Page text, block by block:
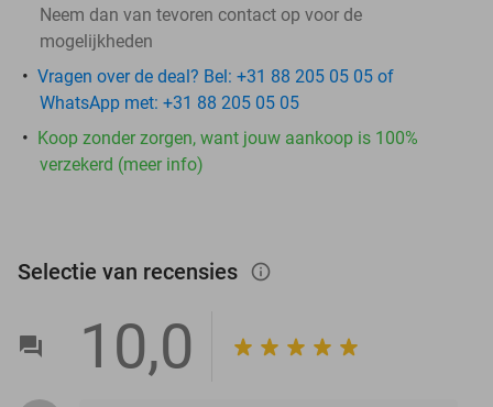
Neem dan van tevoren contact op voor de
mogelijkheden
Vragen over de deal? Bel: +31 88 205 05 05 of
WhatsApp met: +31 88 205 05 05
Koop zonder zorgen, want jouw aankoop is 100%
verzekerd (meer info)
Selectie van recensies info_outlined
10,0